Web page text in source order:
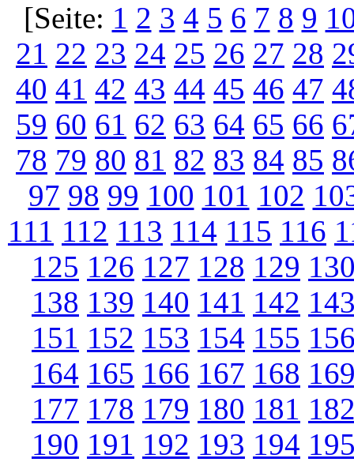
[Seite: 1 2 3 4 5 6 7 8 9
21 22 23 24 25 26 27 28
40 41 42 43 44 45 46 47
59 60 61 62 63 64 65 66
78 79 80 81 82 83 84 85
97 98 99 100 101 102
111 112 113 114 115 116
125 126 127 128 129
138 139 140 141 142
151 152 153 154 155
164 165 166 167 168
177 178 179 180 181
190 191 192 193 194